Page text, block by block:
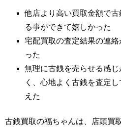
他店より高い買取金額で古
る事ができて嬉しかった
宅配買取の査定結果の連絡
った
無理に古銭を売らせる感じ
く、心地よく古銭を査定し
えた
古銭買取の福ちゃんは、店頭買